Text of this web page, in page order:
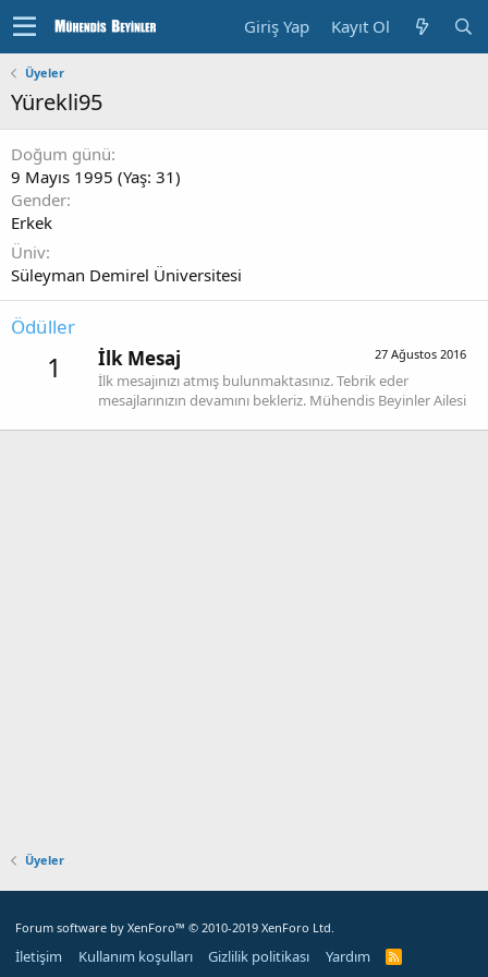
Giriş Yap Kayıt Ol
Üyeler
Yürekli95
Doğum günü
9 Mayıs 1995 (Yaş: 31)
Gender
Erkek
Üniv
Süleyman Demirel Üniversitesi
Ödüller
1 27 Ağustos 2016
İlk Mesaj
İlk mesajınızı atmış bulunmaktasınız. Tebrik eder
mesajlarınızın devamını bekleriz. Mühendis Beyinler Ailesi
Üyeler
Forum software by XenForo™ © 2010-2019 XenForo Ltd.
İletişim Kullanım koşulları Gizlilik politikası Yardım
R